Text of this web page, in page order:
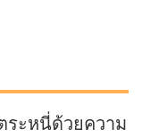
ระหนี่ด้วยความ